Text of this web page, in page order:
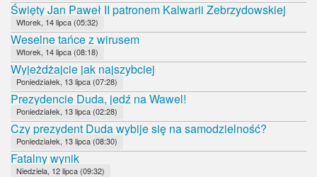
Święty Jan Paweł II patronem Kalwarii Zebrzydowskiej
Wtorek, 14 lipca (05:32)
Weselne tańce z wirusem
Wtorek, 14 lipca (08:18)
Wyjeżdżajcie jak najszybciej
Poniedziałek, 13 lipca (07:28)
Prezydencie Duda, jedź na Wawel!
Poniedziałek, 13 lipca (02:28)
Czy prezydent Duda wybije się na samodzielność?
Poniedziałek, 13 lipca (08:30)
Fatalny wynik
Niedziela, 12 lipca (09:32)